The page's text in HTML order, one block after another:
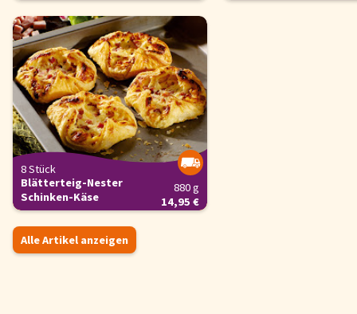
8 Stück
Blätterteig-Nester
Schinken-Käse
880 g
14,95 €
Alle Artikel anzeigen